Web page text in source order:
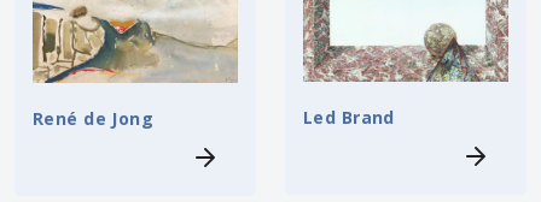
René de Jong Led Brand